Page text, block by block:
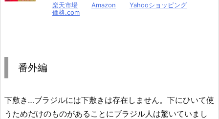
楽天市場 Amazon
Yahooショッピング
価格.com
番外編
下敷き…ブラジルには下敷きは存在しません。下にひいて使
うためだけのものがあることにブラジル人は驚いていまし